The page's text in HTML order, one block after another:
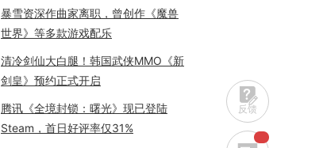
暴雪资深作曲家离职，曾创作《魔兽
世界》等多款游戏配乐
清冷剑仙大白腿！韩国武侠MMO《新
剑皇》预约正式开启
腾讯《全境封锁：曙光》现已登陆
Steam，首日好评率仅31%
反馈